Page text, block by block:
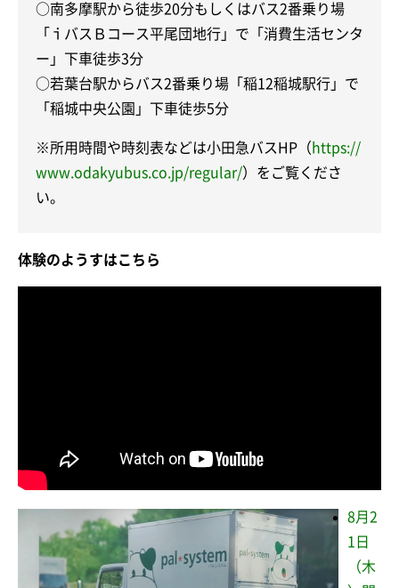
○南多摩駅から徒歩20分もしくはバス2番乗り場
「ｉバスＢコース平尾団地行」で「消費生活センタ
ー」下車徒歩3分
○若葉台駅からバス2番乗り場「稲12稲城駅行」で
「稲城中央公園」下車徒歩5分
※所用時間や時刻表などは小田急バスHP（ https://
www.odakyubus.co.jp/regular/）をご覧くださ
い。
体験のようすはこちら
8月2
1日
（木